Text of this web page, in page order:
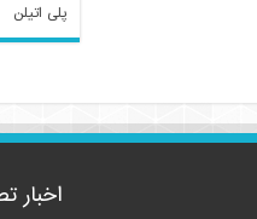
پلی اتیلن
اخبار